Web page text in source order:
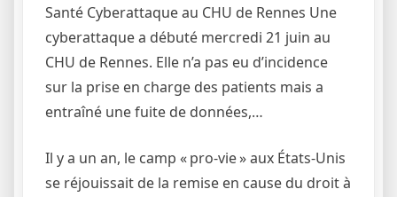
Santé Cyberattaque au CHU de Rennes Une
cyberattaque a débuté mercredi 21 juin au
CHU de Rennes. Elle n’a pas eu d’incidence
sur la prise en charge des patients mais a
entraîné une fuite de données,…
Il y a un an, le camp « pro-vie » aux États-Unis
se réjouissait de la remise en cause du droit à